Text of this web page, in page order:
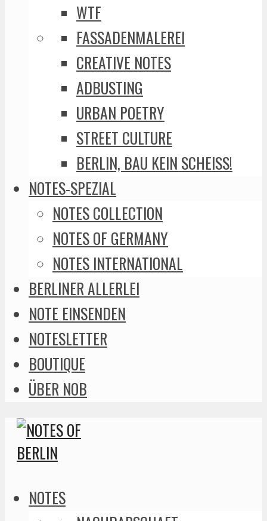
WTF
FASSADENMALEREI
CREATIVE NOTES
ADBUSTING
URBAN POETRY
STREET CULTURE
BERLIN, BAU KEIN SCHEISS!
NOTES-SPEZIAL
NOTES COLLECTION
NOTES OF GERMANY
NOTES INTERNATIONAL
BERLINER ALLERLEI
NOTE EINSENDEN
NOTESLETTER
BOUTIQUE
ÜBER NOB
NOTES